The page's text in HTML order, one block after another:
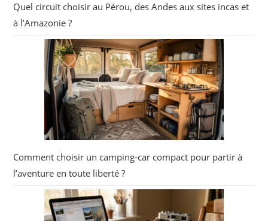
Quel circuit choisir au Pérou, des Andes aux sites incas et
à l’Amazonie ?
Comment choisir un camping-car compact pour partir à
l’aventure en toute liberté ?